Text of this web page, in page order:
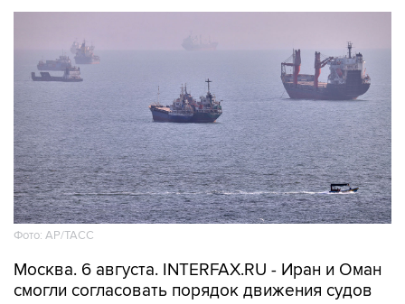
Фото: AP/ТАСС
Москва. 6 августа. INTERFAX.RU - Иран и Оман
смогли согласовать порядок движения судов